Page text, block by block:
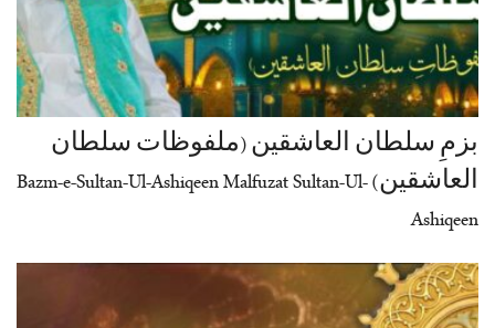
بزمِ سلطان العاشقین (ملفوظات سلطان
العاشقین) Bazm-e-Sultan-Ul-Ashiqeen Malfuzat Sultan-Ul-
Ashiqeen